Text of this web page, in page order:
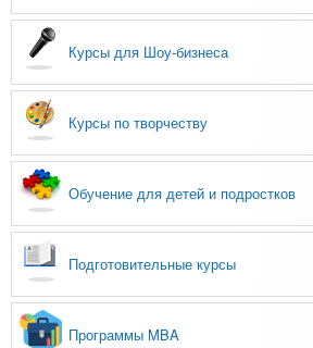
Курсы для Шоу-бизнеса
Курсы по творчеству
Обучение для детей и подростков
Подготовительные курсы
Программы MBA